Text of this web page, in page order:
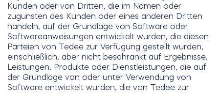
Kunden oder von Dritten, die im Namen oder
zugunsten des Kunden oder eines anderen Dritten
handeln, auf der Grundlage von Software oder
Softwareanweisungen entwickelt wurden, die diesen
Parteien von Tedee zur Verfügung gestellt wurden,
einschließlich, aber nicht beschränkt auf Ergebnisse,
Leistungen, Produkte oder Dienstleistungen, die auf
der Grundlage von oder unter Verwendung von
Software entwickelt wurden, die von Tedee zur